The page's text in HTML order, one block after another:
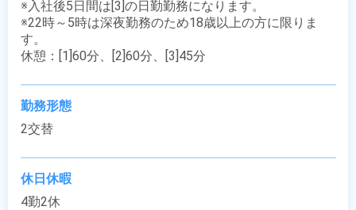
※入社後5日間は[3]の日勤勤務になります。
※22時～5時は深夜勤務のため18歳以上の方に限りま
す。
休憩：[1]60分、[2]60分、[3]45分
勤務形態
2交替
休日休暇
4勤2休